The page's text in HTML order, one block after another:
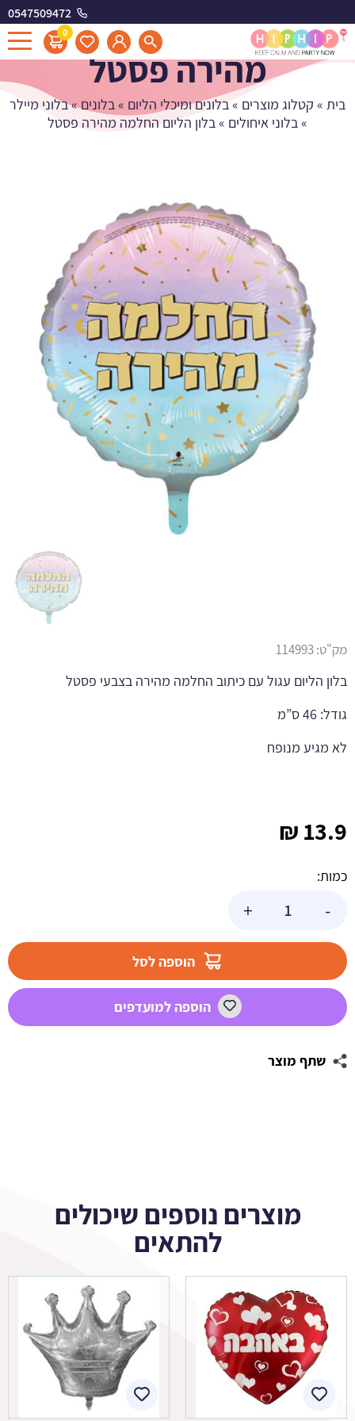
0547509472
0
בלון הליום החלמה
מהירה פסטל
בית » קטלוג מוצרים »בלונים ומיכלי הליום »בלונים»בלוני מיילר
»בלוני איחולים »בלון הליום החלמה מהירה פסטל
13.9
₪
כמות:
-
מהירה
+
הוספה לסל
הוספה למועדפים
שתף מוצר
מק"ט:114993
בלון הליום עגול עם כיתוב החלמה מהירה בצבעי פסטל
גודל: 46 ס”מ
לא מגיע מנופח
מוצרים נוספים שיכולים
להתאים